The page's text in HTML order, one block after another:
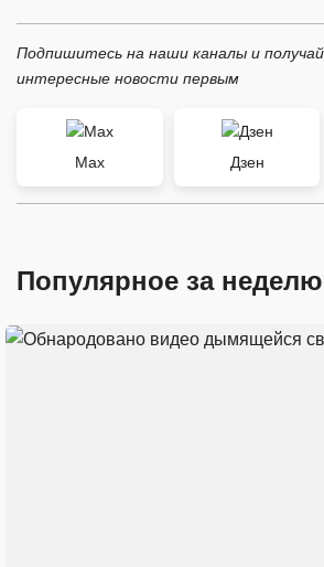
Подпишитесь на наши каналы и
интересные новости первым
Max Дзен
Популярное за неделю